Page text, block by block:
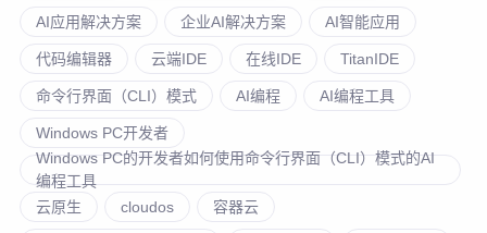
AI应用解决方案 企业AI解决方案 AI智能应用
代码编辑器 云端IDE 在线IDE TitanIDE
命令行界面（CLI）模式 AI编程 AI编程工具
Windows PC开发者
Windows PC的开发者如何使用命令行界面（CLI）模式的AI
编程工具
云原生
cloudos 容器云